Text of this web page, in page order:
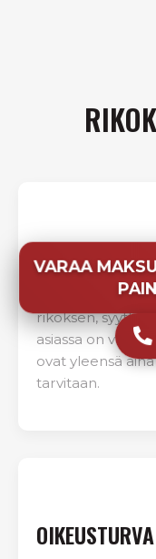
PUOLUSTUS
Epäillyn
rikoksen,
asiassa on
ovat yleensä
tarvitaan.
OIKEUSTURVA
VARAA